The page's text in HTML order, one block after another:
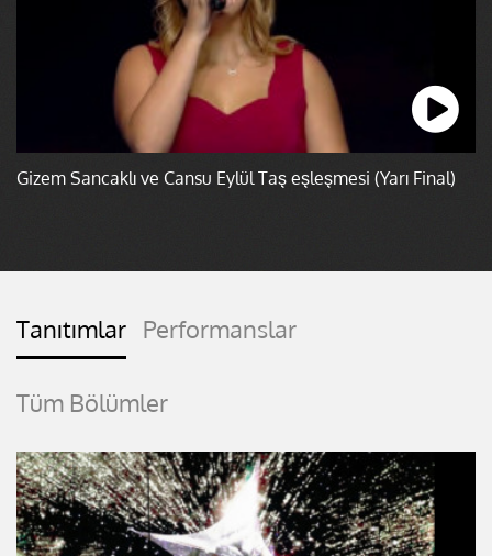
Gizem Sancaklı ve Cansu Eylül Taş eşleşmesi (Yarı Final)
Tanıtımlar Performanslar
Tüm Bölümler